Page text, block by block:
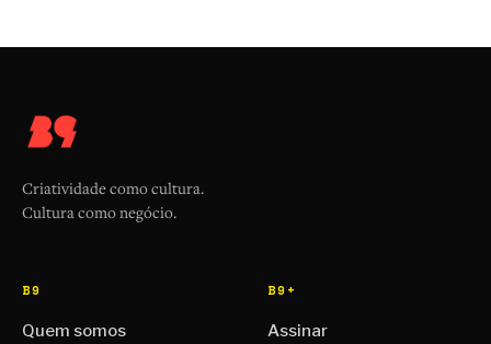
Criatividade como cultura.
Cultura como negócio.
B9
Quem somos
B9+
Assinar